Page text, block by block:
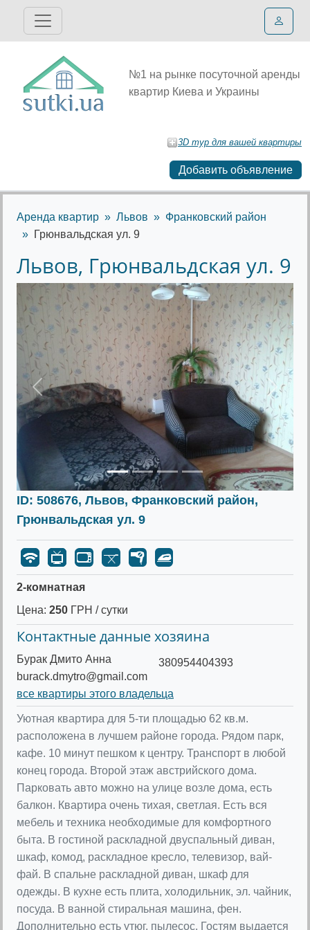
№1 на рынке посуточной аренды
квартир Киева и Украины
3D тур для вашей квартиры
Добавить объявление
Аренда квартир Львов
Франковский район
Грюнвальдская ул. 9
Львов, Грюнвальдская ул. 9
Предыдущее
ID: 508676, Львов, Франковский район,
Грюнвальдская ул. 9
2-комнатная
Цена: 250 ГРН / сутки
Контактные данные хозяина
Бурак Дмито Анна
burack.dmytro@gmail.com
380954404393
все квартиры этого владельца
Уютная квартира для 5-ти площадью 62 кв.м.
расположена в лучшем районе города. Рядом парк,
кафе. 10 минут пешком к центру. Транспорт в любой
конец города. Второй этаж австрийского дома.
Парковать авто можно на улице возле дома, есть
балкон. Квартира очень тихая, светлая. Есть вся
мебель и техника необходимые для комфортного
быта. В гостиной раскладной двуспальный диван,
шкаф, комод, раскладное кресло, телевизор, вай-
фай. В спальне раскладной диван, шкаф для
одежды. В кухне есть плита, холодильник, эл. чайник,
посуда. В ванной стиральная машина, фен.
Дополнительно есть утюг, пылесос. Гостям выдается